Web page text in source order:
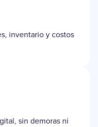
inventario y costos
sin demoras ni